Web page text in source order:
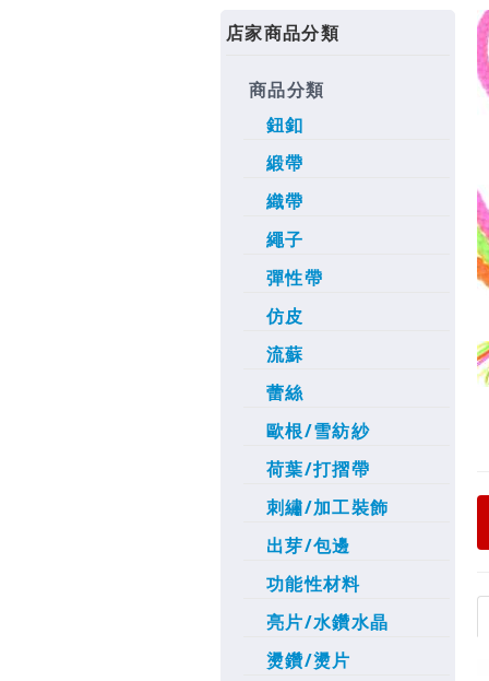
店家商品分類
商品分類
鈕釦
緞帶
織帶
繩子
彈性帶
仿皮
流蘇
蕾絲
歐根/雪紡紗
荷葉/打摺帶
刺繡/加工裝飾
出芽/包邊
功能性材料
亮片/水鑽水晶
燙鑽/燙片